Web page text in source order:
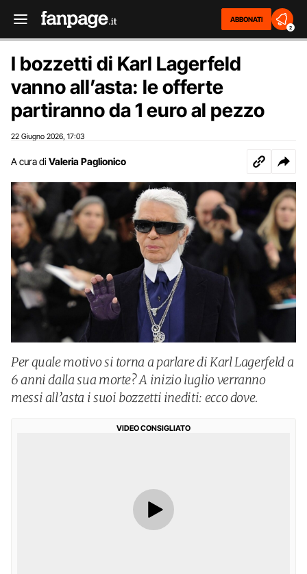
ABBONATI
2
I bozzetti di Karl Lagerfeld
vanno all’asta: le offerte
partiranno da 1 euro al pezzo
22 Giugno 2026 17:03
A cura di Valeria Paglionico
Per quale motivo si torna a parlare di Karl Lagerfeld a
6 anni dalla sua morte? A inizio luglio verranno
messi all’asta i suoi bozzetti inediti: ecco dove.
VIDEO CONSIGLIATO